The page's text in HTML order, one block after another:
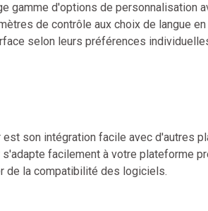
gamme d'options de personnalisation
de contrôle aux choix de langue
selon leurs préférences
son intégration facile avec d'autres
facilement à votre plateforme
de la compatibilité des logiciels.